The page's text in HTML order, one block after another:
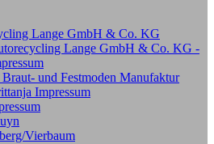
Lange GmbH & Co. KG
Lange GmbH & Co. KG -
und Festmoden Manufaktur
Impressum
Vierbaum